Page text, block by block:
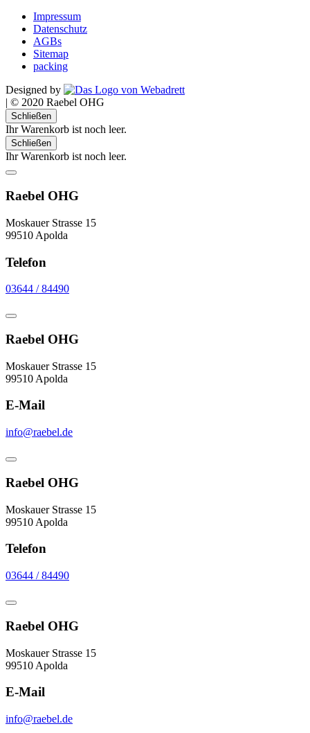
Impressum
Datenschutz
AGBs
Sitemap
packing
Designed by
| © 2020 Raebel OHG
Schließen
Ihr Warenkorb ist noch leer.
Schließen
Ihr Warenkorb ist noch leer.
Raebel OHG
Moskauer Strasse 15
99510 Apolda
Telefon
03644 / 84490
Raebel OHG
Moskauer Strasse 15
99510 Apolda
E-Mail
info@raebel.de
Raebel OHG
Moskauer Strasse 15
99510 Apolda
Telefon
03644 / 84490
Raebel OHG
Moskauer Strasse 15
99510 Apolda
E-Mail
info@raebel.de